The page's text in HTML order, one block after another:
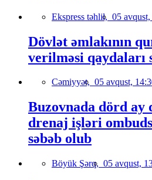
Ekspress təhlil, 05
Dövlət əmlakının
verilməsi qaydaları
Cəmiyyət, 05 avqust,
Buzovnada dörd ay
drenaj işləri
səbəb olub
Böyük Şərq, 05 avqust,